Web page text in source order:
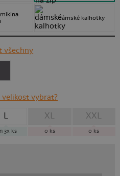
dámské kalhotky
všechny
velikost vybrat?
L
3x ks
XL
0 ks
XXL
0 ks